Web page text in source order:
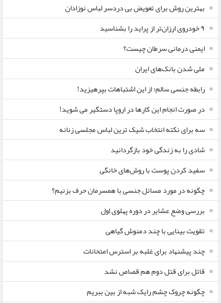
بهترین روش برای تعویض بی دردسر لباس نوزادان
٩ خودروی ارزان‌تر از پراید را بشناسید
ایمنی درمانی سرطان چیست؟
ملی شدن بانک‌های ایران
رابطه جنسی سالم؛ از این اشتباهات بپرهیزید!
در صورت انجام این کارها در اروپا دستگیر می شوید!
سه برای نکته انتخاب شیک ترین لباس مجلسی زنانه
شادی را به زندگی خود بازگردانید
سفید کردن پوست با روش‌های خانگی
چگونه در مورد مسائل جنسی با همسرمان حرف بزنیم؟
بررسی وضع عشایر در دوره پهلوی اول
تقویت بینایی با چند دمنوش گیاهی
چند پیشنهاد برای غلبه بر استرس امتحانات
قاتل برای قتل دوم هم قصاص نشد
چگونه چروک چشم رایک شبه از بین ببریم